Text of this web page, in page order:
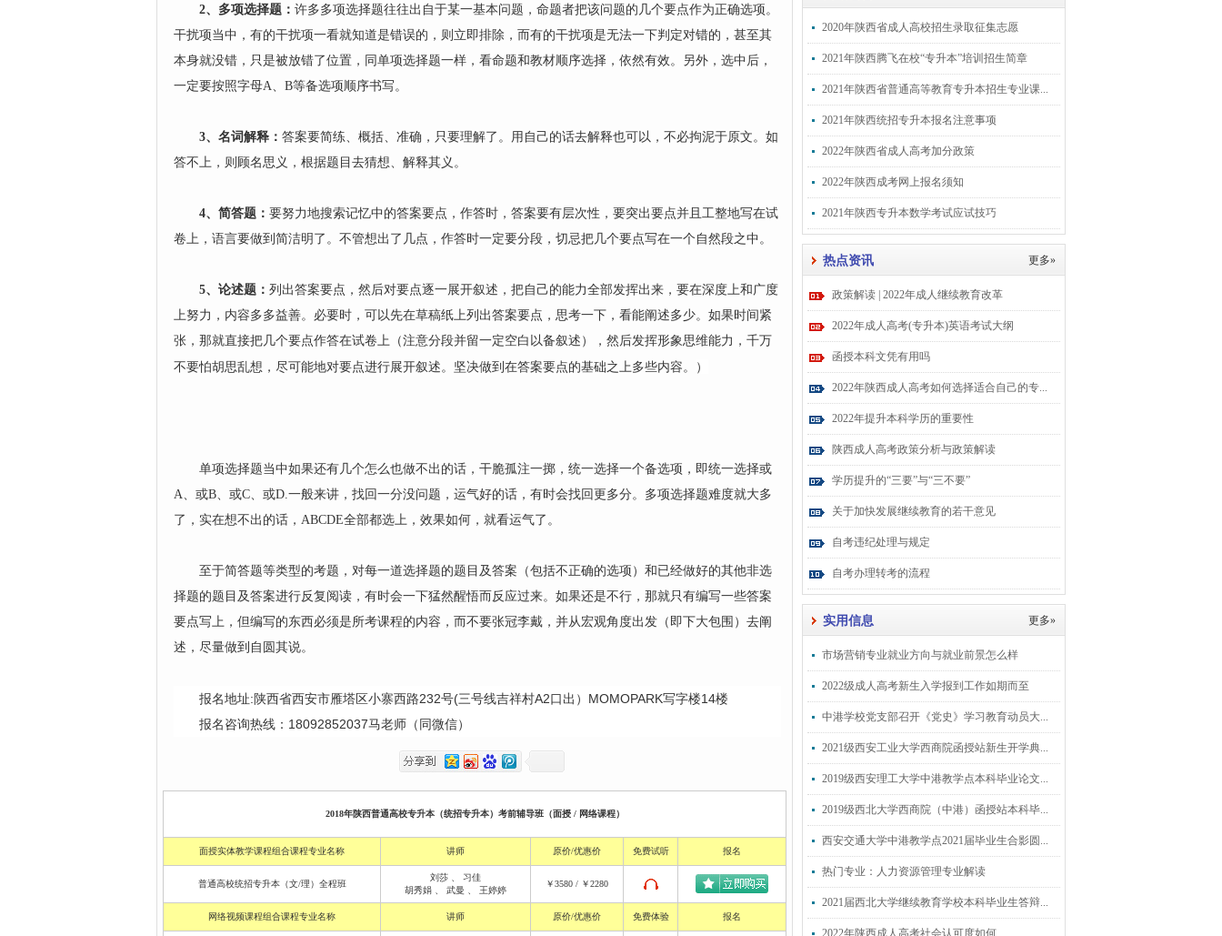
2、多项选择题： 许多多项选择题往往出自于某一基本问题，命题者把该问题的几个要点作为正确选项。
干扰项当中，有的干扰项一看就知道是错误的，则立即排除，而有的干扰项是无法一下判定对错的，甚至其
本身就没错，只是被放错了位置，同单项选择题一样，看命题和教材顺序选择，依然有效。另外，选中后，
一定要按照字母A、B等备选项顺序书写。
3、名词解释： 答案要简练、概括、准确，只要理解了。用自己的话去解释也可以，不必拘泥于原文。如
答不上，则顾名思义，根据题目去猜想、解释其义。
4、简答题： 要努力地搜索记忆中的答案要点，作答时，答案要有层次性，要突出要点并且工整地写在试
卷上，语言要做到简洁明了。不管想出了几点，作答时一定要分段，切忌把几个要点写在一个自然段之中。
5、论述题： 列出答案要点，然后对要点逐一展开叙述，把自己的能力全部发挥出来，要在深度上和广度
上努力，内容多多益善。必要时，可以先在草稿纸上列出答案要点，思考一下，看能阐述多少。如果时间紧
张，那就直接把几个要点作答在试卷上（注意分段并留一定空白以备叙述），然后发挥形象思维能力，千万
不要怕胡思乱想，尽可能地对要点进行展开叙述。坚决做到在答案要点的基础之上多些内容。
）
单项选择题当中如果还有几个怎么也做不出的话，干脆孤注一掷，统一选择一个备选项，即统一选择或
A、或B、或C、或D.一般来讲，找回一分没问题，运气好的话，有时会找回更多分。多项选择题难度就大多
了，实在想不出的话，ABCDE全部都选上，效果如何，就看运气了。
至于简答题等类型的考题，对每一道选择题的题目及答案（包括不正确的选项）和已经做好的其他非选
择题的题目及答案进行反复阅读，有时会一下猛然醒悟而反应过来。如果还是不行，那就只有编写一些答案
要点写上，但编写的东西必须是所考课程的内容，而不要张冠李戴，并从宏观角度出发（即下大包围）去阐
述，尽量做到自圆其说。
报名地址:陕西省西安市雁塔区小寨西路232号(三号线吉祥村A2口出）MOMOPARK写字楼14楼
报名咨询热线：18092852037马老师（同微信）
2018年陕西普通高校专升本（统招专升本）考前辅导班（面授 / 网络课程）
面授实体教学课程组合课程专业名称 讲师 原价/优惠价 免费试听 报名
普通高校统招专升本（文/理）全程班
刘莎
习佳
胡秀娟
武曼 王婷婷
￥3580 / ￥2280
网络视频课程组合课程专业名称 讲师 原价/优惠价 免费体验 报名
2020年陕西省成人高校招生录取征集志愿
2021年陕西腾飞在校“专升本”培训招生简章
2021年陕西省普通高等教育专升本招生专业课...
2021年陕西统招专升本报名注意事项
2022年陕西省成人高考加分政策
2022年陕西成考网上报名须知
2021年陕西专升本数学考试应试技巧
热点资讯 更多»
政策解读 | 2022年成人继续教育改革
2022年成人高考(专升本)英语考试大纲
函授本科文凭有用吗
2022年陕西成人高考如何选择适合自己的专...
2022年提升本科学历的重要性
陕西成人高考政策分析与政策解读
学历提升的“三要”与“三不要”
关于加快发展继续教育的若干意见
自考违纪处理与规定
自考办理转考的流程
实用信息 更多»
市场营销专业就业方向与就业前景怎么样
2022级成人高考新生入学报到工作如期而至
中港学校党支部召开《党史》学习教育动员大...
2021级西安工业大学西商院函授站新生开学典...
2019级西安理工大学中港教学点本科毕业论文...
2019级西北大学西商院（中港）函授站本科毕...
西安交通大学中港教学点2021届毕业生合影圆...
热门专业：人力资源管理专业解读
2021届西北大学继续教育学校本科毕业生答辩...
2022年陕西成人高考社会认可度如何